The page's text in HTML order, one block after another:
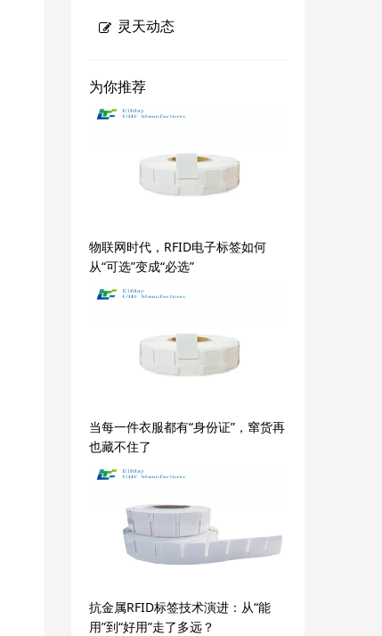
灵天动态
为你推荐
物联网时代，RFID电子标签如何
从“可选”变成“必选”
当每一件衣服都有“身份证”，窜货再
也藏不住了
抗金属RFID标签技术演进：从“能
用”到“好用”走了多远？